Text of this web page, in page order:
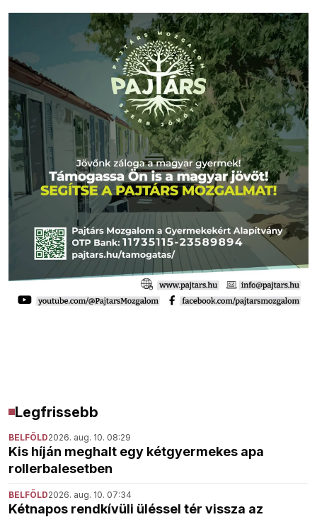
Legfrissebb
BELFÖLD2026. aug. 10. 08:29
Kis híján meghalt egy kétgyermekes apa
rollerbalesetben
BELFÖLD2026. aug. 10. 07:34
Kétnapos rendkívüli üléssel tér vissza az